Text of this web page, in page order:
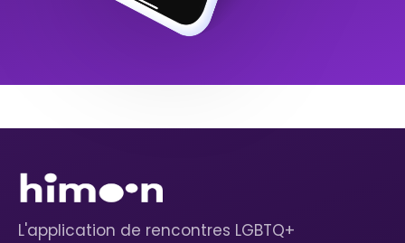
L'application de rencontres LGBTQ+